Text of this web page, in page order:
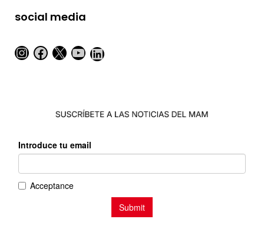
social media
Instagram
Facebook
X YouTube
LinkedIn